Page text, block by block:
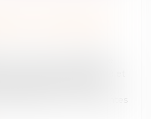
sur la preuve de
la preuve de l'originalité
de la propriété littéraire et
par Maître Josée-Anne
Barthez, co-présidentes